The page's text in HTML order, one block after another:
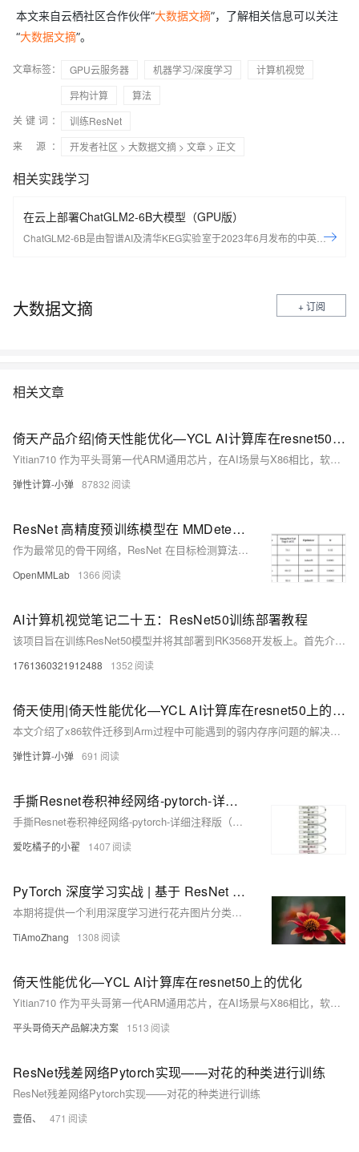
本文来自云栖社区合作伙伴“大数据文摘”，了解相关信息可以关注
“大数据文摘”。
文章标签： GPU云服务器 机器学习/深度学习
计算机视觉
异构计算
算法
关键词：
训练ResNet
来 源：
开发者社区 > 大数据文摘 > 文章 > 正文
相关实践学习
在云上部署ChatGLM2-6B大模型（GPU版）
ChatGLM2-6B是由智谱AI及清华KEG实验室于2023年6月发布的中英双语
大数据文摘 + 订阅
相关文章
倚天产品介绍|倚天性能优化—YCL AI计算库在resnet50上的优化
Yitian710 作为平头哥第一代ARM通用芯片，在AI场景与X86相比，软件生态与推理性能都存在一定的短板，本文旨在通过倚天AI计算库的优化，打造适合ARM架构的软件平台，提升倚天性能
弹性计算-小弹 87832
ResNet 高精度预训练模型在 MMDetection 中的最佳实践
作为最常见的骨干网络，ResNet 在目标检测算法中起到了至关重要的作用。许多目标检测经典算法，如 RetinaNet 、Faster R-CNN 和 Mask R-CNN 等都是以 ResNet 为骨干网络，并在此基础上进行调优。同时，大部分后续改进算法都会以 RetinaNet 、Faster R-CNN 和 Mask R-CNN 为 baseline 进行公平对比。
OpenMMLab 1366
AI计算机视觉笔记二十五：ResNet50训练部署教程
该项目旨在训练ResNet50模型并将其部署到RK3568开发板上。首先介绍了ResNet50网络，该网络由何恺明等人于2015年提出，解决了传统卷积神经网络中的退化问题。项目使用车辆分类数据集进行训练，并提供了数据集下载链接。环境搭建部分详细描述了虚拟环境的创建和所需库的安装。训练过程中，通过`train.py`脚本进行了15轮训练，并可视化了训练和测试结果。最后，项目提供了将模型转换为ONNX和PT格式的方法，以便在RK3568上部署。
1761360321912488 1352
倚天使用|倚天性能优化—YCL AI计算库在resnet50上的优化
本文介绍了x86软件迁移到Arm过程中可能遇到的弱内存序问题的解决方案，解析了弱内存序问题的根因，介绍了Hawkeyes的架构和实现原理。欢迎有需求的团队发送邮件咨询
弹性计算-小弹 691
手撕Resnet卷积神经网络-pytorch-详细注释版（可以直接替换自己数据集）-直接放置自己的数据集就能直接跑。跑的代码有问题的可以在评论区指出，看到了会回复。训练代码和预测代码均有。
手撕Resnet卷积神经网络-pytorch-详细注释版（可以直接替换自己数据集）-直接放置自己的数据集就能直接跑。跑的代码有问题的可以在评论区指出，看到了会回复。训练代码和预测代码均有。
爱吃橘子的小翟 1407
PyTorch 深度学习实战 | 基于 ResNet 的花卉图片分类
本期将提供一个利用深度学习进行花卉图片分类的案例，并使用迁移学习的方法解决训练数据较少的问题。图片分类是根据图像的语义信息对不同的图片进行区分，是计算机视觉中的基本问题，也是图像检测、图像分割、物体跟踪等高阶视觉任务的基础。在深度学习领域，图片分类的任务一般基于卷积神经网络来完成，如常见的卷积神经网络有 VGG、GoogleNet、ResNet 等。而在图像分类领域，数据标记是最基础和烦琐的工作。有时由于条件限制，往往得不到很多经过标记的、用于训练的图片，其中一个解决办法就是对已经预训练好的模型进行迁移学习。 本文是以 ResNet 为基础，对花卉图片进行迁移学习，从而完成对花卉图片的分类任
TiAmoZhang 1308
倚天性能优化—YCL AI计算库在resnet50上的优化
Yitian710 作为平头哥第一代ARM通用芯片，在AI场景与X86相比，软件生态与推理性能都存在一定的短板，本文旨在通过倚天AI计算库的优化，打造适合ARM架构的软件平台，提升倚天性能
平头哥倚天产品解决方案 1513
ResNet残差网络Pytorch实现——对花的种类进行训练
ResNet残差网络Pytorch实现——对花的种类进行训练
壹佰、 471